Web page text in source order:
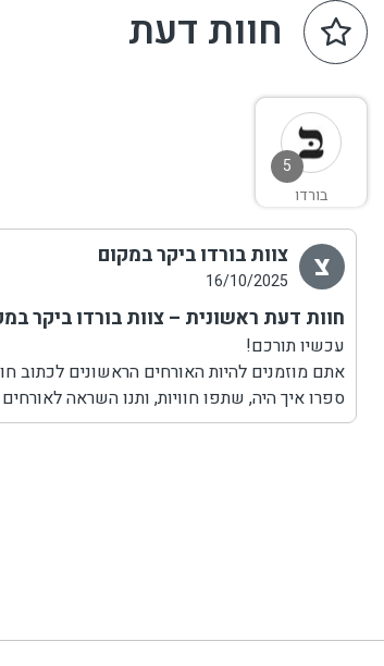
בבקרים מוגשת לאורחי המלון ארוחת בוקר
העונה. ואי אפשר לדבר על בוקר בבית שלום
עם כל טעימה, מתחדדת התחושה שמדובר
חוות דעת
5
בורדו
צ צוות בורדו ביקר במקום
16/10/2025
חוות דעת ראשונית – צוות בורדו ביקר
עכשיו תורכם!
אתם מוזמנים להיות האורחים הראשונים לכתוב
ספרו איך היה, שתפו חוויות, ותנו השראה